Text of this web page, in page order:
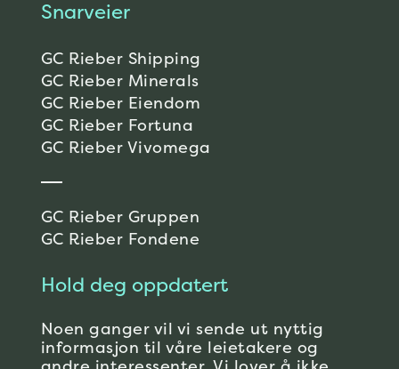
Snarveier
GC Rieber Shipping
GC Rieber Minerals
GC Rieber Eiendom
GC Rieber Fortuna
GC Rieber Vivomega
GC Rieber Gruppen
GC Rieber Fondene
Hold deg oppdatert
Noen ganger vil vi sende ut nyttig
informasjon til våre leietakere og